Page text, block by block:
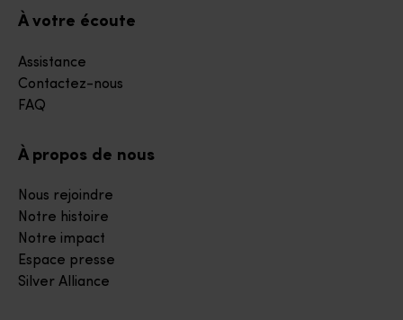
À votre écoute
Assistance
Contactez-nous
FAQ
À propos de nous
Nous rejoindre
Notre histoire
Notre impact
Espace presse
Silver Alliance